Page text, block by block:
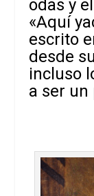
odas y
«Aquí
escrito
desde
incluso
a ser